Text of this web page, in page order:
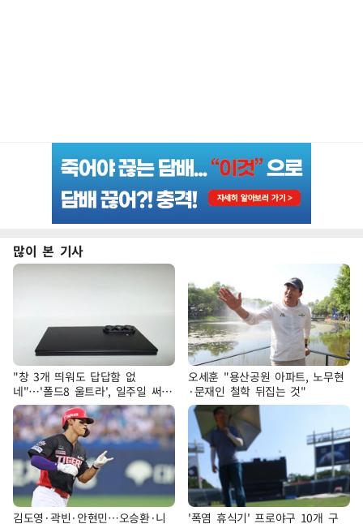
많이 본 기사
"창 3개 띄워도 답답함 없
네"…'폴드8 울트라', 일주일 써보
니
오세훈 "용산공원 아파트, 노무현
·문재인 철학 뒤집는 것"
김도영·곽빈·안현민…오승환·니
'폭염 휴식기' 프로야구 10개 구